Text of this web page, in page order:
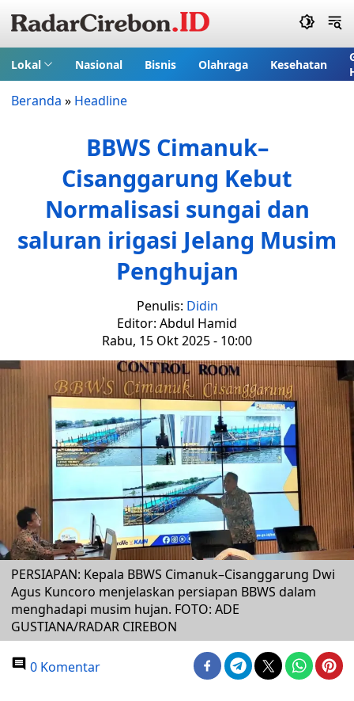
Lokal Nasional Bisnis Olahraga Kesehatan
Beranda » Headline
BBWS Cimanuk–
Cisanggarung Kebut
Normalisasi sungai dan
saluran irigasi Jelang Musim
Penghujan
Penulis: Didin
Editor: Abdul Hamid
Rabu, 15 Okt 2025 - 10:00
PERSIAPAN: Kepala BBWS Cimanuk–Cisanggarung Dwi
Agus Kuncoro menjelaskan persiapan BBWS dalam
menghadapi musim hujan. FOTO: ADE
GUSTIANA/RADAR CIREBON
0 Komentar